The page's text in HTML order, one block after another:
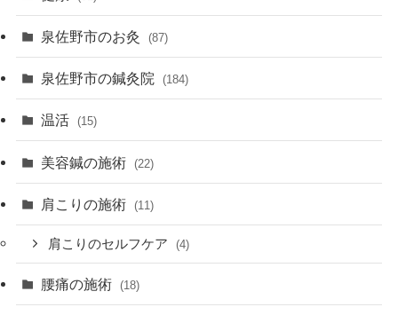
泉佐野市のお灸 (87)
泉佐野市の鍼灸院 (184)
温活 (15)
美容鍼の施術 (22)
肩こりの施術 (11)
肩こりのセルフケア (4)
腰痛の施術 (18)